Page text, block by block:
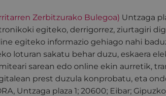
Zerbitzurako Bulegoa) Untzaga
egiteko, derrigorrez, ziurtagiri
egiteko informazio gehiago nahi
loturan sakatu behar duzu, eskaera
sarean edo online ekin aurretik,
prest duzula konprobatu, eta
Untzaga plaza 1; 20600; Eibar;